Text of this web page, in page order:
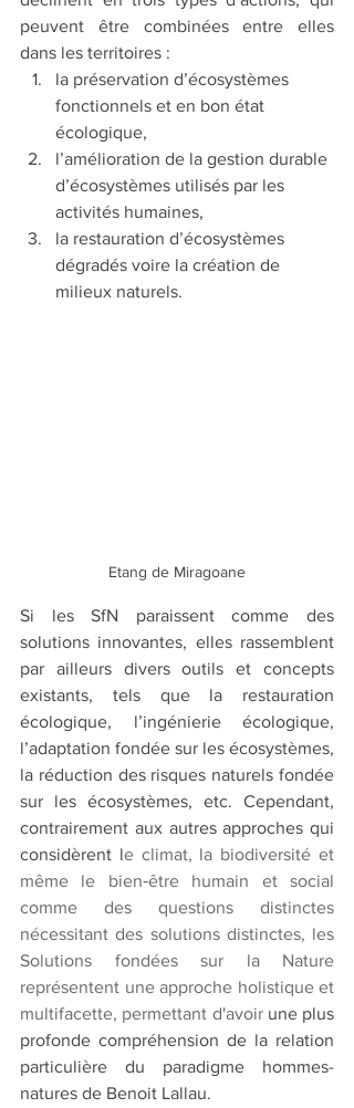
peuvent être combinées entre elles
dans les territoires :
la préservation d’écosystèmes
fonctionnels et en bon état
écologique,
l’amélioration de la gestion durable
d’écosystèmes utilisés par les
activités humaines,
la restauration d’écosystèmes
dégradés voire la création de
milieux naturels.
Etang de Miragoane
Si les SfN paraissent comme des
solutions innovantes, elles rassemblent
par ailleurs divers outils et concepts
existants, tels que la restauration
écologique, l’ingénierie écologique,
l’adaptation fondée sur les écosystèmes,
la réduction des risques naturels fondée
sur les écosystèmes, etc. Cependant,
contrairement aux autres approches qui
considèrent le climat, la biodiversité et
même le bien‑être humain et social
comme des questions distinctes
nécessitant des solutions distinctes, les
Solutions fondées sur la Nature
représentent une approche holistique et
multifacette, permettant d'avoir une plus
profonde compréhension de la relation
particulière du paradigme hommes-
natures de Benoit Lallau.